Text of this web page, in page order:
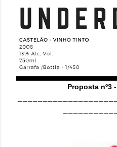
Proposta nº3 -